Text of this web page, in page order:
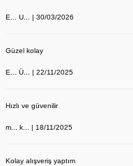
E... U... | 30/03/2026
Güzel kolay
E... Ü... | 22/11/2025
Hızlı ve güvenilir
m... k... | 18/11/2025
Kolay alışveriş yaptım